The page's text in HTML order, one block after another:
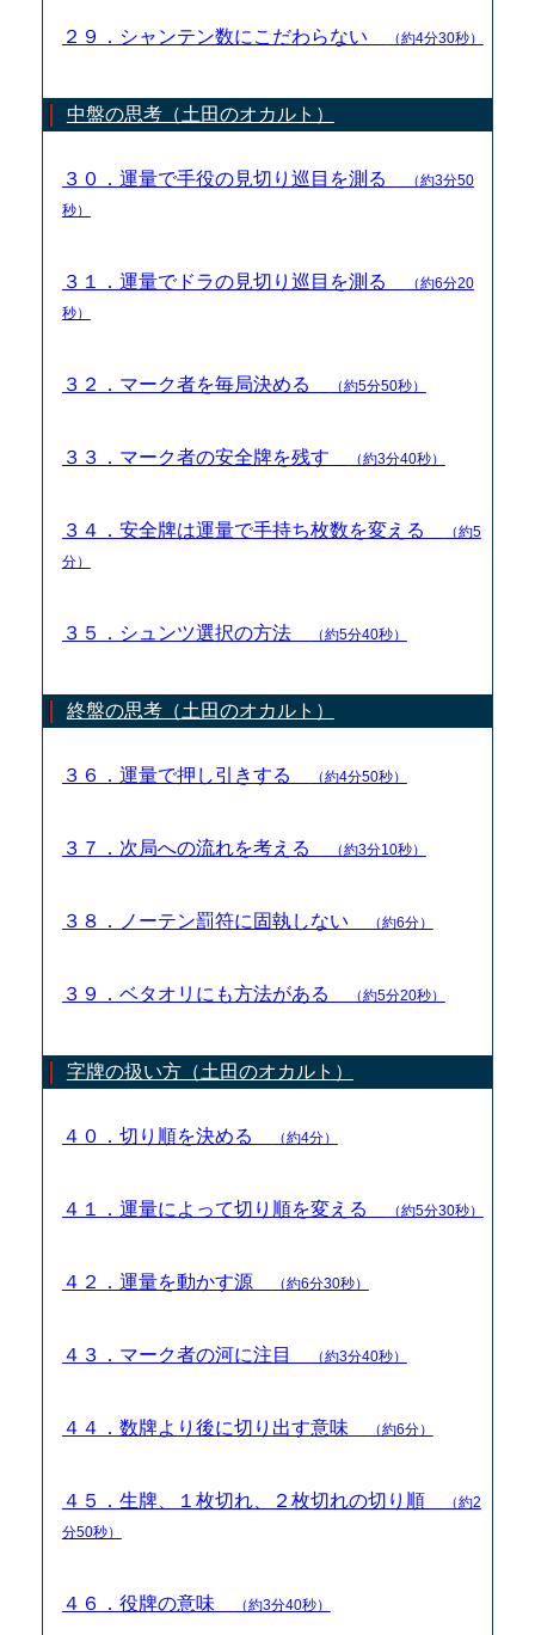
２９．シャンテン数にこだわらない （約4分30秒）
中盤の思考（土田のオカルト）
３０．運量で手役の見切り巡目を測る
（約3分50
秒）
３１．運量でドラの見切り巡目を測る
（約6分20
秒）
３２．マーク者を毎局決める （約5分50秒）
３３．マーク者の安全牌を残す （約3分40秒）
３４．安全牌は運量で手持ち枚数を変える
（約5
分）
３５．シュンツ選択の方法 （約5分40秒）
終盤の思考（土田のオカルト）
３６．運量で押し引きする （約4分50秒）
３７．次局への流れを考える （約3分10秒）
３８．ノーテン罰符に固執しない （約6分）
３９．ベタオリにも方法がある （約5分20秒）
字牌の扱い方（土田のオカルト）
４０．切り順を決める （約4分）
４１．運量によって切り順を変える （約5分30秒）
４２．運量を動かす源 （約6分30秒）
４３．マーク者の河に注目 （約3分40秒）
４４．数牌より後に切り出す意味 （約6分）
４５．生牌、１枚切れ、２枚切れの切り順
（約2
分50秒）
４６．役牌の意味 （約3分40秒）